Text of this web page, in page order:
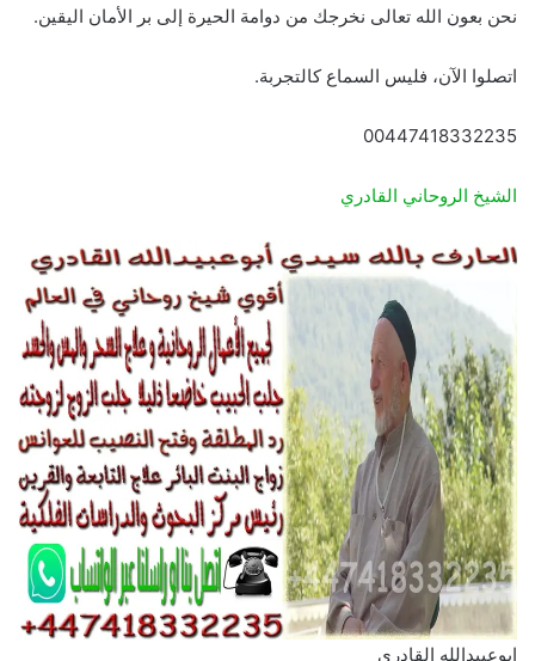
نحن بعون الله تعالى نخرجك من دوامة الحيرة إلى بر الأمان اليقين.
اتصلوا الآن، فليس السماع كالتجربة.
00447418332235
الشيخ الروحاني القادري
ابوعبيدالله القادري